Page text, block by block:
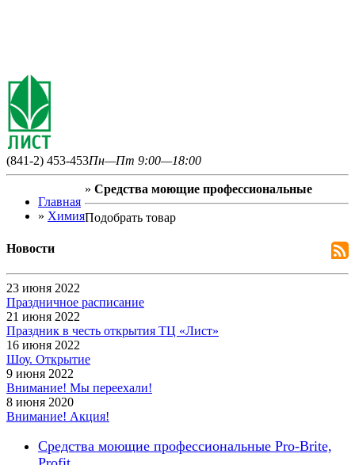
(841-2) 453-453Пн—Пт 9:00—18:00
Главная
» Химия
» Средства моющие профессиональные
Подобрать товар
Новости
23 июня 2022
Праздничное расписание
21 июня 2022
Праздник в честь открытия ТЦ «Лист»
16 июня 2022
Шоу. Открытие
9 июня 2022
Внимание! Мы переехали!
8 июня 2020
Внимание! Акция!
Средства моющие профессиональные Pro-Brite,